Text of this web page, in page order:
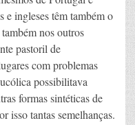
e ingleses têm também o
nos outros
pastoril de
com problemas
possibilitava
formas sintéticas de
isso tantas semelhanças.